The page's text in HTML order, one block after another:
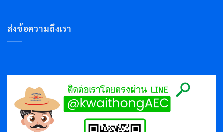
ส่งข้อความถึงเรา